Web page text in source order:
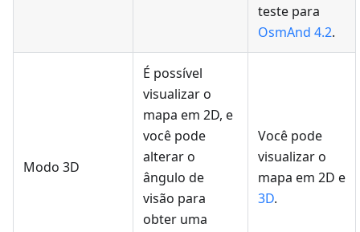
teste para
OsmAnd 4.2.
Modo 3D
É possível
visualizar o
mapa em 2D, e
você pode
alterar o
ângulo de
visão para
obter uma
Você pode
visualizar o
mapa em 2D e
3D.